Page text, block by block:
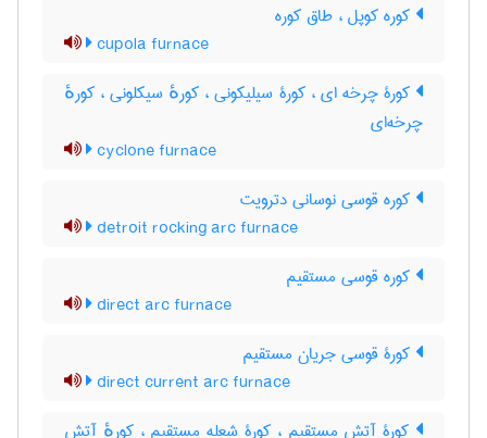
کوره کوپل ، طاق کوره
cupola furnace
کورۀ چرخه ای ، کورۀ سیلیکونی ، کورهٔ سیکلونی ، کورهٔ
چرخه‌ای
cyclone furnace
کوره قوسی نوسانی دترویت
detroit rocking arc furnace
کوره قوسی مستقیم
direct arc furnace
کورۀ قوسی جریان مستقیم
direct current arc furnace
کورۀ آتش مستقیم ، کورۀ شعله مستقیم ، کورهٔ آتش